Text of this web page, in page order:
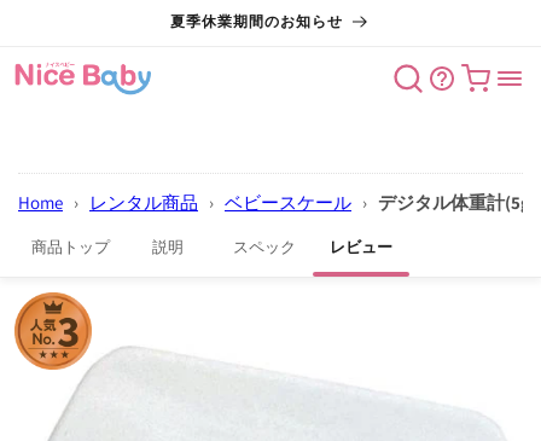
夏季休業期間のお知らせ
カート
Home › レンタル商品 › ベビースケール › デジタル体重計(5g)
商品トップ 説明 スペック レビュー
にスキッ
プ